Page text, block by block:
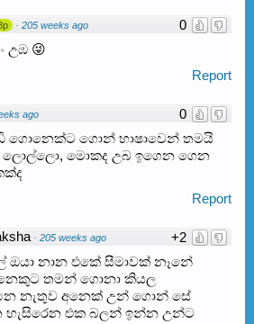
0
· 205 weeks ago
උඹ 😜
Report
0
ago
ගොනෙක්ට ගොන් භාෂාවෙන් තමයි
මොකද උබ ඉගෙන ගෙන
Report
+2
· 205 weeks ago
ඔයා නාන එකේ සීමාවක් නෑනේ
තමන් ගොනා කියල
නැතුව අනෙක් උන් ගොන් සේ
හැසිරෙන එක බලන් ඉන්න උන්ට